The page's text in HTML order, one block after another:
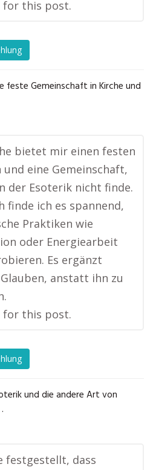
for this post.
feste Gemeinschaft in Kirche und
bietet mir einen festen
und eine Gemeinschaft,
der Esoterik nicht finde.
finde ich es spannend,
Praktiken wie
oder Energiearbeit
Es ergänzt
anstatt ihn zu
for this post.
und die andere Art von
festgestellt, dass